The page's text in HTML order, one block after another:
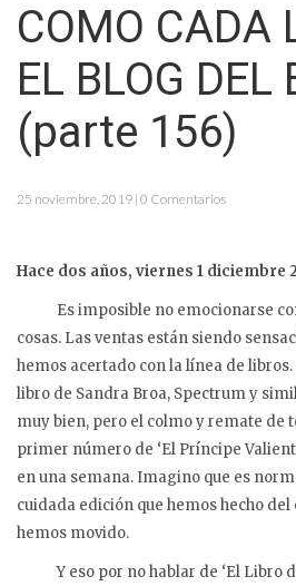
COMO CADA
EL BLOG DEL
(parte 156)
25 noviembre, 2019 | 0 Comentarios
Hace dos años, viernes 1 diciembre
Es imposible no emocionarse
cosas. Las ventas están siendo
hemos acertado con la línea de
libro de Sandra Broa, Spectrum y
muy bien, pero el colmo y remate de
primer número de ‘El Príncipe
en una semana. Imagino que es
cuidada edición que hemos hecho
hemos movido.
Y eso por no hablar de ‘El Libro de